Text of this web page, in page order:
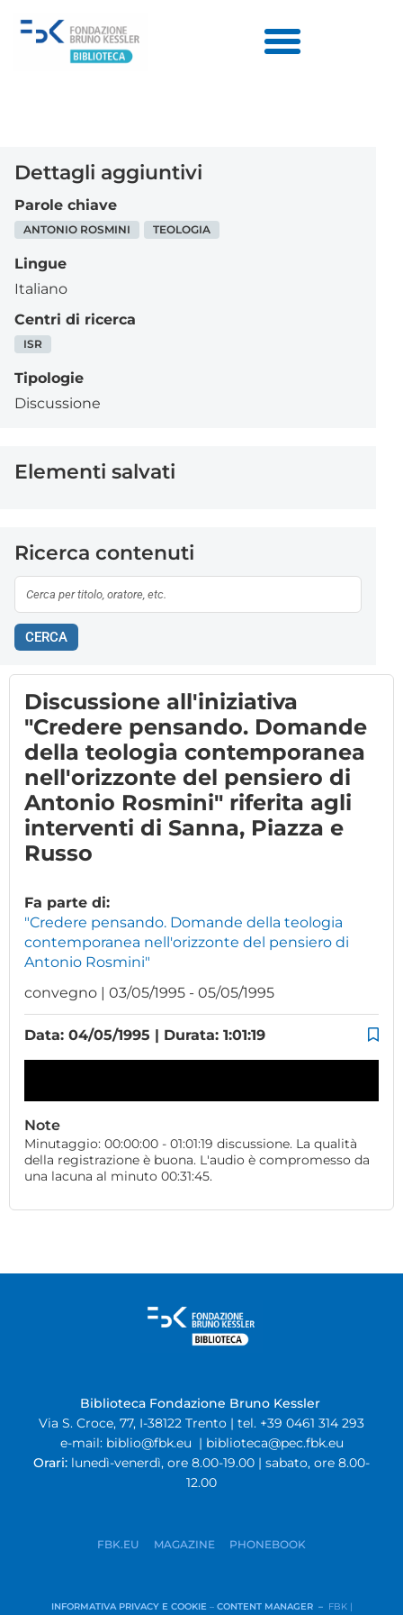
Dettagli aggiuntivi
Parole chiave
ANTONIO ROSMINI TEOLOGIA
Lingue
Italiano
Centri di ricerca
ISR
Tipologie
Discussione
Elementi salvati
Ricerca contenuti
CERCA
Discussione all'iniziativa
"Credere pensando. Domande
della teologia contemporanea
nell'orizzonte del pensiero di
Antonio Rosmini" riferita agli
interventi di Sanna, Piazza e
Russo
Fa parte di:
"Credere pensando. Domande della teologia
contemporanea nell'orizzonte del pensiero di
Antonio Rosmini"
convegno | 03/05/1995 - 05/05/1995
Data: 04/05/1995 | Durata: 1:01:19
Note
Minutaggio: 00:00:00 - 01:01:19 discussione. La qualità
della registrazione è buona. L'audio è compromesso da
una lacuna al minuto 00:31:45.
Biblioteca Fondazione Bruno Kessler
Via S. Croce, 77, I-38122 Trento | tel. +39 0461 314 293
e-mail: biblio@fbk.eu | biblioteca@pec.fbk.eu
Orari: lunedì-venerdì, ore 8.00-19.00 | sabato, ore 8.00-
12.00
FBK.EU MAGAZINE PHONEBOOK
INFORMATIVA PRIVACY E COOKIE – CONTENT MANAGER – FBK |